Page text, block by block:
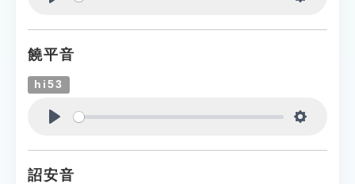
饒平音
hi53
詔安音